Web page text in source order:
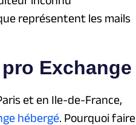
représentent les mails
Exchange
et en Ile-de-France,
hébergé. Pourquoi faire